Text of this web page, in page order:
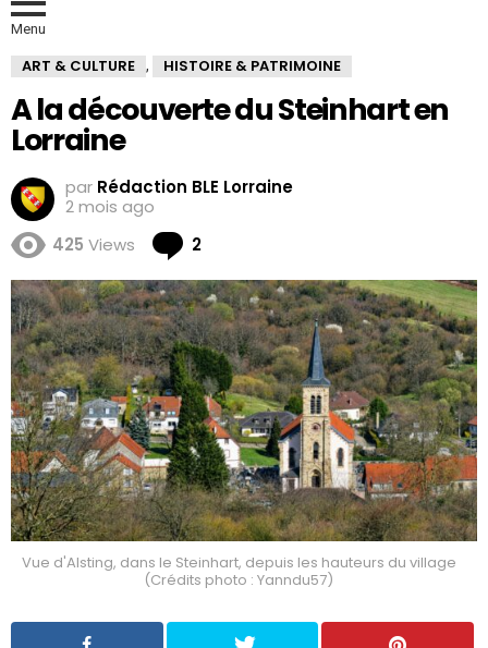
Menu
ART & CULTURE , HISTOIRE & PATRIMOINE
A la découverte du Steinhart en
Lorraine
par Rédaction BLE Lorraine
2 mois ago
425 Views 2
Vue d'Alsting, dans le Steinhart, depuis les hauteurs du village
(Crédits photo : Yanndu57)